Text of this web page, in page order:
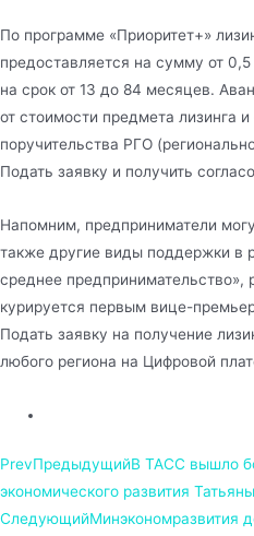
По программе «Приоритет+»
предоставляется на сумму от
на срок от 13 до 84 месяцев.
от стоимости предмета лизинга и
поручительства РГО
Подать заявку и получить
Напомним, предприниматели
также другие виды поддержки в
среднее предпринимательство»,
курируется первым вице-
Подать заявку на получение
любого региона на Цифровой
PrevПредыдущийВ ТАСС вышло
экономического развития
СледующийМинэкономразвития